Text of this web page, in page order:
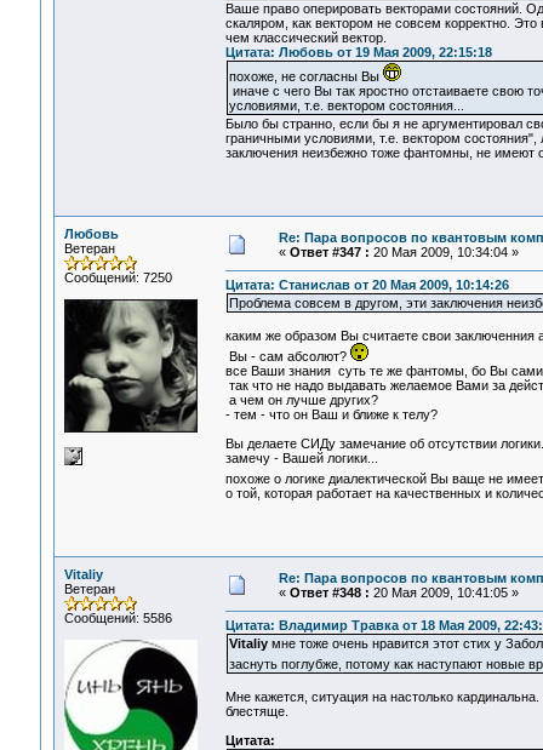
Ваше право оперировать векторами состояний.
скаляром, как вектором не совсем корректно.
чем классический вектор.
Цитата: Любовь от 19 Мая 2009, 22:15:18
похоже, не согласны Вы
иначе с чего Вы так яростно отстаиваете свою
условиями, т.е. вектором состояния...
Было бы странно, если бы я не аргументировал
граничными условиями, т.е. вектором
заключения неизбежно тоже фантомны, не имеют
Любовь
Ветеран
Сообщений: 7250
Re: Пара вопросов по квантовым
« Ответ #347 : 20 Мая 2009, 10:34:04 »
Цитата: Станислав от 20 Мая 2009, 10:14:26
Проблема совсем в другом, эти заключения
каким же образом Вы считаете свои заключенния
Вы - сам абсолют?
все Ваши знания суть те же фантомы, бо Вы
так что не надо выдавать желаемое Вами за
а чем он лучше других?
- тем - что он Ваш и ближе к телу?
Вы делаете СИДу замечание об отсутствии
замечу - Вашей логики...
похоже о логике диалектической Вы ваще не
о той, которая работает на качественных и
Vitaliy
Ветеран
Сообщений: 5586
Re: Пара вопросов по квантовым
« Ответ #348 : 20 Мая 2009, 10:41:05 »
Цитата: Владимир Травка от 18 Мая 2009,
Vitaliyмне тоже очень нравится этот стих у
заснуть поглубже, потому как наступают новые
Мне кажется, ситуация на настолько
блестяще.
Цитата: